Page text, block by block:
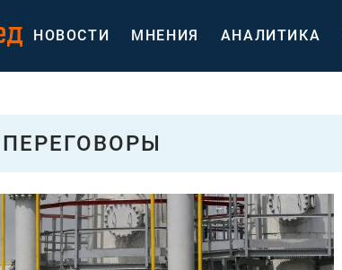
НОВОСТИ МНЕНИЯ АНАЛИТИКА